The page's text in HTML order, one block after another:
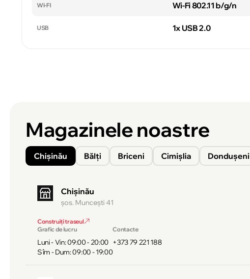
WI-FI Wi-Fi 802.11 b/g/n
USB 1x USB 2.0
Magazinele noastre
Chișinău Bălți Briceni Cimișlia Donduşeni
Chișinău
şos. Munceşti 41
Construiți traseul
Grafic de lucru
Luni - Vin: 09:00 - 20:00
Sîm - Dum: 09:00 - 19:00
Contacte
+373 79 221 188